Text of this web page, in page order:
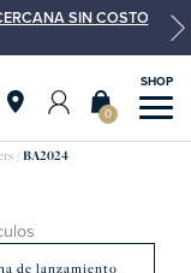
SIN COSTO
0
BA2024